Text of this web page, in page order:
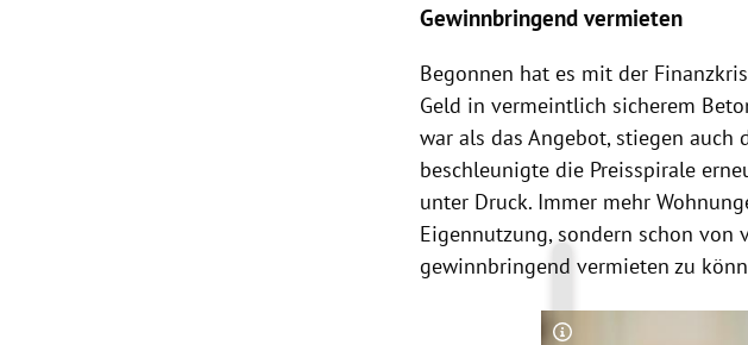
Gewinnbringend vermieten
Begonnen hat es mit der
Geld in vermeintlich sicherem
war als das Angebot, stiegen auch
beschleunigte die Preisspirale
unter Druck. Immer mehr
Eigennutzung, sondern schon von
gewinnbringend vermieten zu